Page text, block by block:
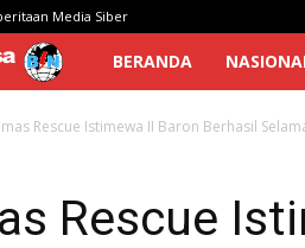
Media Siber
Berita
Inter
BERANDA
Rescue Istimewa II Baron Berhasil
Rescue